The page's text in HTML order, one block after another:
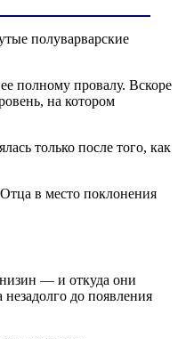
полуварварские
полному провалу. Вскоре
на котором
только после того, как
в место поклонения
— и откуда они
до появления